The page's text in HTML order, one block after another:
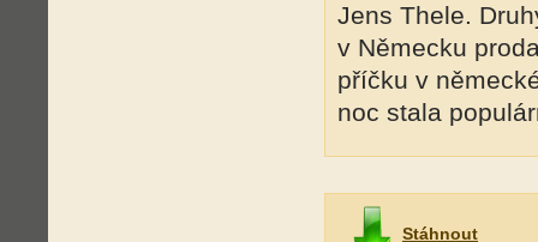
Jens Thele.
v Německu
příčku v
noc stala
Stáhnout